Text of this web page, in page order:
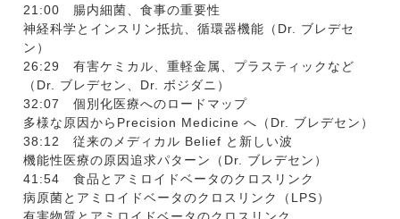
21:00 腸内細菌、食事の重要性
神経科学とインスリン抵抗、循環器機能（Dr. ブレデセ
ン）
26:29 有害ケミカル、重軽金属、プラスティックなど
（Dr. ブレデセン、Dr. ボジダニ）
32:07 個別化医療へのロードマップ
多様な原因からPrecision Medicine へ（Dr. ブレデセン）
38:12 従来のメディカル Belief と新しい波
機能性医療の原因追求パターン（Dr. ブレデセン）
41:54 食品とアミロイドベータのクロスリンク
病原菌とアミロイドベータのクロスリンク（LPS）